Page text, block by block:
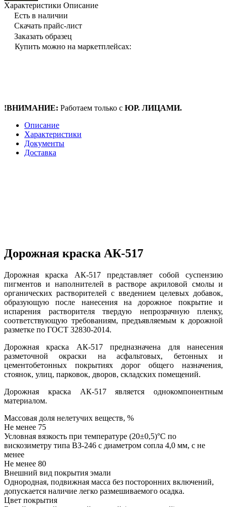
Характеристики Описание
Есть в наличии
Скачать прайс-лист
Заказать образец
Купить можно на маркетплейсах:
!ВНИМАНИЕ: Работаем только с ЮР. ЛИЦАМИ.
Описание
Характеристики
Документы
Доставка
Дорожная краска АК-517
Дорожная краска АК-517 представляет собой суспензию
пигментов и наполнителей в растворе акриловой смолы и
органических растворителей с введением целевых добавок,
образующую после нанесения на дорожное покрытие и
испарения растворителя твердую непрозрачную пленку,
соответствующую требованиям, предъявляемым к дорожной
разметке по ГОСТ 32830-2014.
Дорожная краска АК-517 предназначена для нанесения
разметочной окраски на асфальтовых, бетонных и
цементобетонных покрытиях дорог общего назначения,
стоянок, улиц, парковок, дворов, складских помещений.
Дорожная краска АК-517 является однокомпонентным
материалом.
Массовая доля нелетучих веществ, %
Не менее 75
Условная вязкость при температуре (20±0,5)°С по
вискозиметру типа ВЗ-246 с диаметром сопла 4,0 мм, с не
менее
Не менее 80
Внешний вид покрытия эмали
Однородная, подвижная масса без посторонних включений,
допускается наличие легко размешиваемого осадка.
Цвет покрытия